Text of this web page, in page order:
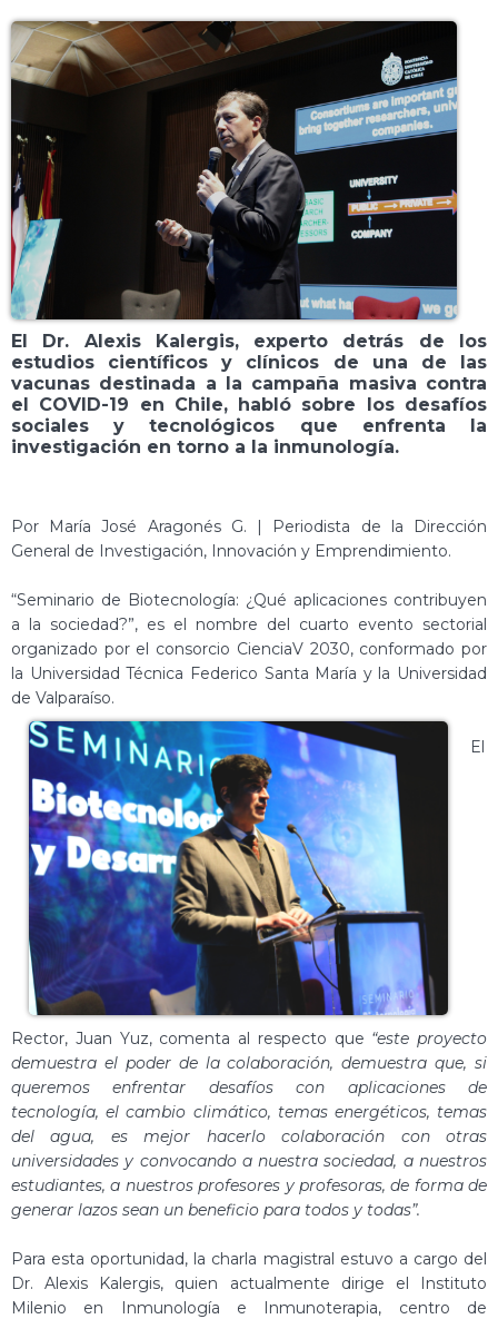
El Dr. Alexis Kalergis, experto detrás de los
estudios científicos y clínicos de una de las
vacunas destinada a la campaña masiva contra
el COVID-19 en Chile, habló sobre los desafíos
sociales y tecnológicos que enfrenta la
investigación en torno a la inmunología.
Por María José Aragonés G. | Periodista de la Dirección
General de Investigación, Innovación y Emprendimiento.
“Seminario de Biotecnología: ¿Qué aplicaciones contribuyen
a la sociedad?”, es el nombre del cuarto evento sectorial
organizado por el consorcio CienciaV 2030, conformado por
la Universidad Técnica Federico Santa María y la Universidad
de Valparaíso.
El
Rector, Juan Yuz, comenta al respecto que “este proyecto
demuestra el poder de la colaboración, demuestra que, si
queremos enfrentar desafíos con aplicaciones de
tecnología, el cambio climático, temas energéticos, temas
del agua, es mejor hacerlo colaboración con otras
universidades y convocando a nuestra sociedad, a nuestros
estudiantes, a nuestros profesores y profesoras, de forma de
generar lazos sean un beneficio para todos y todas”.
Para esta oportunidad, la charla magistral estuvo a cargo del
Dr. Alexis Kalergis, quien actualmente dirige el Instituto
Milenio en Inmunología e Inmunoterapia, centro de